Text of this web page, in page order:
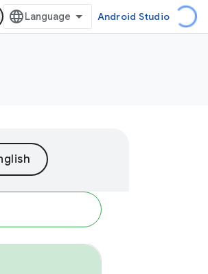
Android Studio